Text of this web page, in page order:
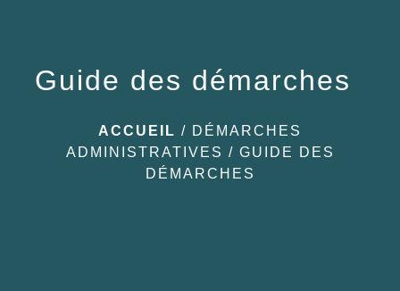
Guide des démarches
ACCUEIL / DÉMARCHES
ADMINISTRATIVES / GUIDE DES
DÉMARCHES